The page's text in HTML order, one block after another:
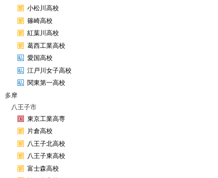
小松川高校
篠崎高校
紅葉川高校
葛西工業高校
愛国高校
江戸川女子高校
関東第一高校
多摩
八王子市
東京工業高専
片倉高校
八王子北高校
八王子東高校
富士森高校